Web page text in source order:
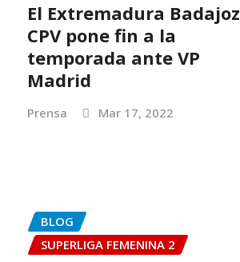
El Extremadura Badajoz
CPV pone fin a la
temporada ante VP
Madrid
Prensa Mar 17, 2022
BLOG
SUPERLIGA FEMENINA 2